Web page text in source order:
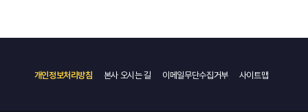
개인정보처리방침 본사 오시는 길 이메일무단수집거부 사이트맵